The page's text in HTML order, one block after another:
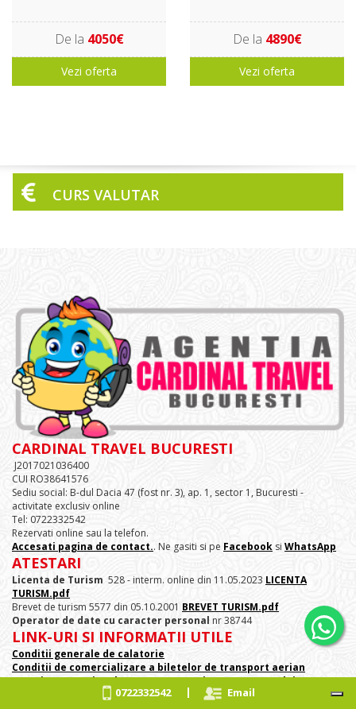
De la 4050€
Vezi oferta
De la 4890€
Vezi oferta
CURS VALUTAR
CARDINAL TRAVEL BUCURESTI
J2017021036400
CUI RO38641576
Sediu social: B-dul Dacia 47 (fost nr. 3), ap. 1, sector 1, Bucuresti -
activitate exclusiv online
Tel: 0722332542
Rezervati online sau la telefon.
Accesati pagina de contact.. Ne gasiti si pe Facebook si WhatsApp
ATESTARI
Licenta de Turism 528 - interm. online din 11.05.2023 LICENTA
TURISM.pdf
Brevet de turism 5577 din 05.10.2001 BREVET TURISM.pdf
Operator de date cu caracter personal nr 38744
LINK-URI SI INFORMATII UTILE
Conditii generale de calatorie
Conditii de comercializare a biletelor de transport aerian
Autoritatea nationala pentru protectia consumatorului
0722332542| Email